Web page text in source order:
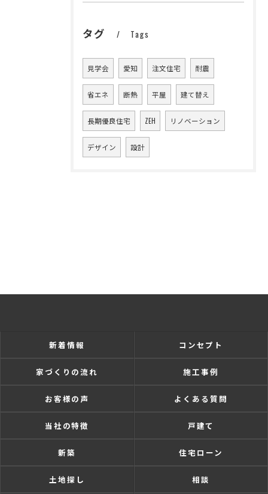
タグ Tags
見学会 愛知 注文住宅 耐震
省エネ 断熱 平屋 建て替え
長期優良住宅 ZEH リノベーション
デザイン 設計
新着情報 コンセプト
家づくりの流れ 施工事例
お客様の声 よくある質問
当社の特徴 戸建て
新築 住宅ローン
土地探し 相談